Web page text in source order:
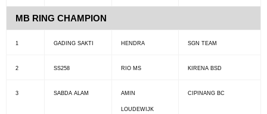
MB RING CHAMPION
1 GADING SAKTI HENDRA SGN TEAM
2 SS258 RIO MS KIRENA BSD
3 SABDA ALAM AMIN
LOUDEWIJK
CIPINANG BC